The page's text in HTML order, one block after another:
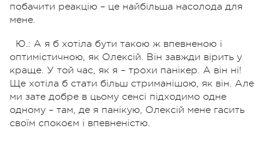
побачити реакцію – це найбільша насолода для
мене.
Ю.: А я б хотіла бути такою ж впевненою і
оптимістичною, як Олексій. Він завжди вірить у
краще. У той час, як я – трохи панікер. А він ні!
Ще хотіла б стати більш стриманішою, як він. Але
ми зате добре в цьому сенсі підходимо одне
одному – там, де я панікую, Олексій мене гасить
своїм спокоєм і впевненістю.